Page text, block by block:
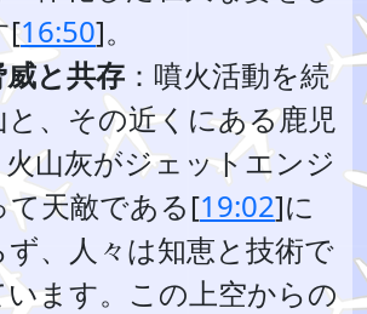
[16:50]。
と共存 ：噴火活動を続
、その近くにある鹿児
山灰がジェットエンジ
て天敵である[19:02]に
ず、人々は知恵と技術で
ます。この上空からの